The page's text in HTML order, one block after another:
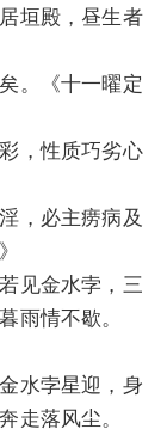
垣殿，昼生者
。《十一曜定
，性质巧劣心
，必主痨病及
见金水孛，三
雨情不歇。
水孛星迎，身
走落风尘。